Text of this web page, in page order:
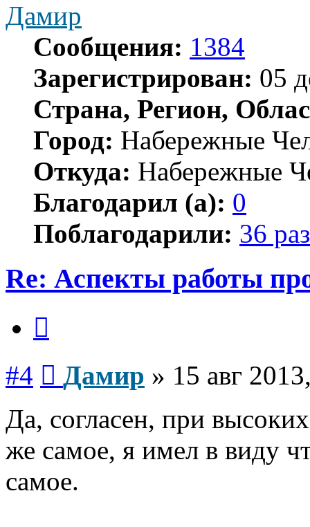
Дамир
Сообщения: 1384
Зарегистрирован: 05
Страна, Регион,
Город: Набережные
Откуда: Набережные
Благодарил (а): 0
Поблагодарили: 36 раз
Re: Аспекты работы
#4 Дамир » 15 авг
Да, согласен, при
же самое, я имел в виду
самое.